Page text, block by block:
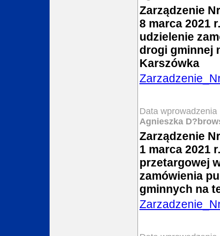
Zarządzenie
8 marca 2021
udzielenie
drogi gminnej
Karszówka
Data
Agnieszka
Zarządzenie
1 marca 2021
przetargowej
zamówienia
gminnych na